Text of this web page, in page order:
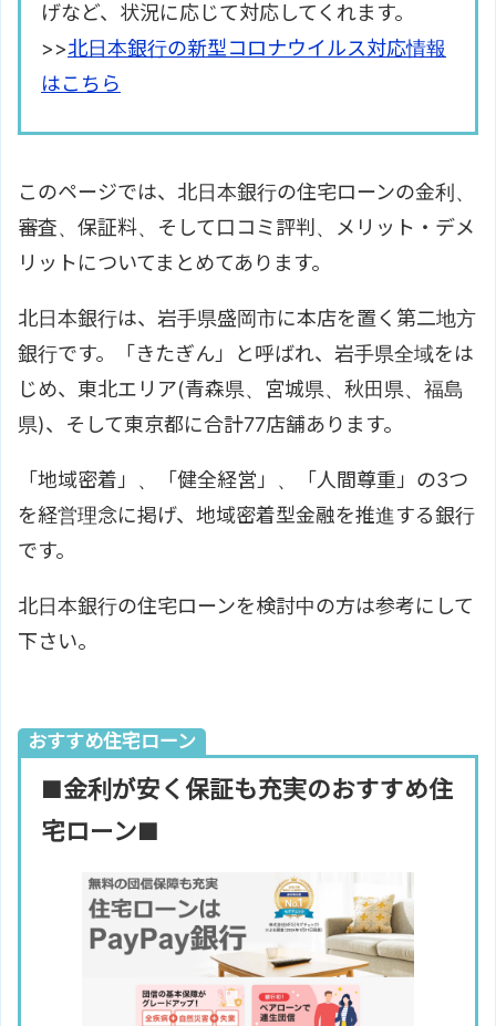
げなど、状況に応じて対応してくれます。
>>北日本銀行の新型コロナウイルス対応情報
はこちら
このページでは、北日本銀行の住宅ローンの金利、
審査、保証料、そして口コミ評判、メリット・デメ
リットについてまとめてあります。
北日本銀行は、岩手県盛岡市に本店を置く第二地方
銀行です。「きたぎん」と呼ばれ、岩手県全域をは
じめ、東北エリア(青森県、宮城県、秋田県、福島
県)、そして東京都に合計77店舗あります。
「地域密着」、「健全経営」、「人間尊重」の3つ
を経営理念に掲げ、地域密着型金融を推進する銀行
です。
北日本銀行の住宅ローンを検討中の方は参考にして
下さい。
おすすめ住宅ローン
■金利が安く保証も充実のおすすめ住
宅ローン■